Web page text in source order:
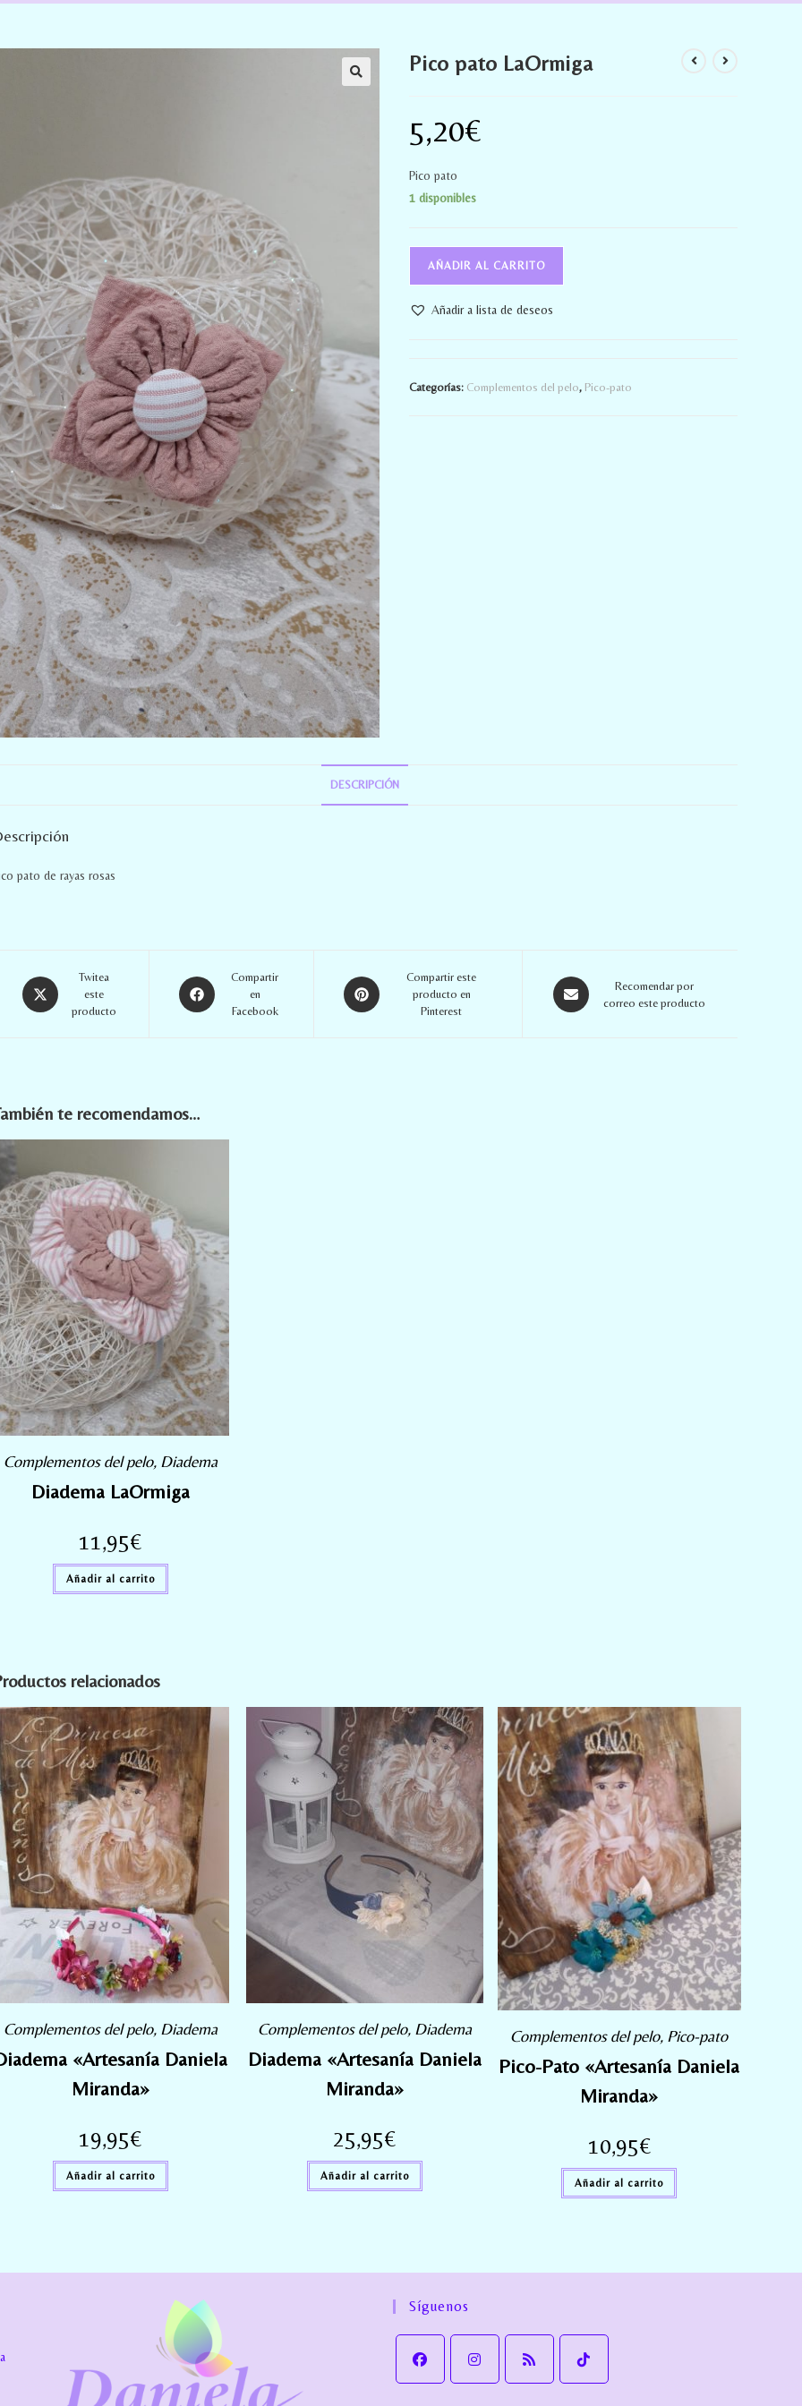
Pico pato LaOrmiga
5,20€
Pico pato
1 disponibles
AÑADIR AL CARRITO
Añadir a lista de deseos
Categorías: Complementos del pelo, Pico-pato
DESCRIPCIÓN
pato de rayas rosas
Twitea
este
producto
Compartir
en
Facebook
Compartir este
producto en
Pinterest
Recomendar por
correo este producto
te recomendamos…
Complementos del pelo, Diadema
Diadema LaOrmiga
11,95€
Añadir al carrito
relacionados
Complementos del pelo, Diadema
«Artesanía Daniela
Miranda»
19,95€
Añadir al carrito
Complementos del pelo, Diadema
Diadema «Artesanía Daniela
Miranda»
25,95€
Añadir al carrito
Complementos del pelo, Pico-pato
Pico-Pato «Artesanía Daniela
Miranda»
10,95€
Añadir al carrito
Síguenos